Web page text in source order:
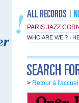
PARIS JAZZ
WHO ARE WE ? |
> Retour à l'accueil